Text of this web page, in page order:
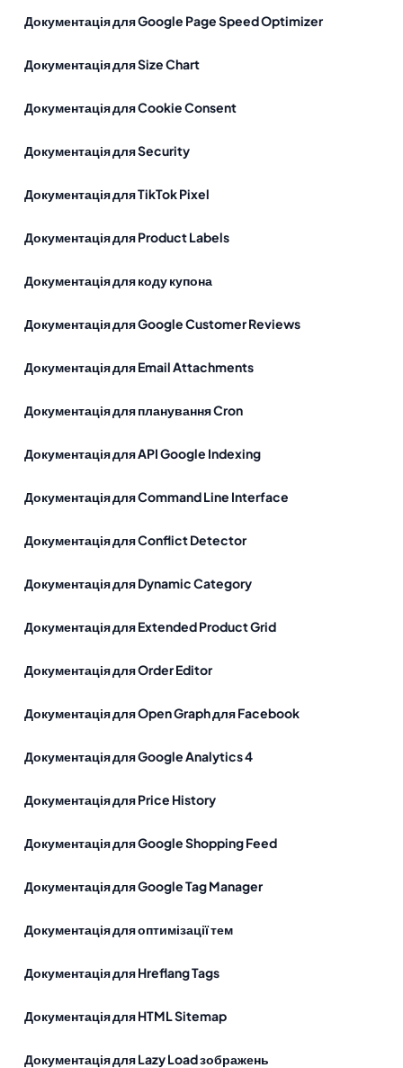
Документація для Google Page Speed Optimizer
Документація для Size Chart
Документація для Cookie Consent
Документація для Security
Документація для TikTok Pixel
Документація для Product Labels
Документація для коду купона
Документація для Google Customer Reviews
Документація для Email Attachments
Документація для планування Cron
Документація для API Google Indexing
Документація для Command Line Interface
Документація для Conflict Detector
Документація для Dynamic Category
Документація для Extended Product Grid
Документація для Order Editor
Документація для Open Graph для Facebook
Документація для Google Analytics 4
Документація для Price History
Документація для Google Shopping Feed
Документація для Google Tag Manager
Документація для оптимізації тем
Документація для Hreflang Tags
Документація для HTML Sitemap
Документація для Lazy Load зображень